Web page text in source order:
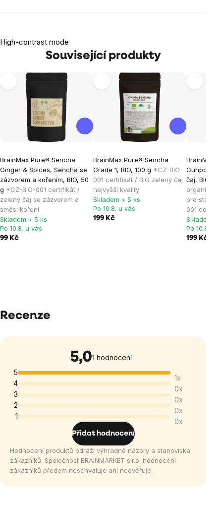
High-contrast mode
Související produkty
BrainMax Pure® Sencha
Ginger & Spices, Sencha se
zázvorem a kořením, BIO, 50
g *CZ-BIO-001 certifikát /
zelený čaj se zázvorem a
směsi koření
Skladem > 5 ks
Po 10.8. u vás
99 Kč
BrainMax Pure® Sencha
Grade 1, BIO, 100 g *CZ-BIO-
001 certifikát / BIO zelený čaj
nejvyšší kvality
Skladem > 5 ks
Po 10.8. u vás
199 Kč
BrainMax
čaj, BIO,
pro
001
Skladem >
Po 10.8. u
199 Kč
Recenze
5,0Průměrné
hodnocení
produktu
je
5,0
z
5
1 hodnocení
5
1x
4
0x
3
0x
2
0x
1
0x
Přidat hodnocení
Hodnocení produktů odráží výhradně názory a stanoviska
zákazníků. Společnost BRAINMARKET s.r.o. hodnocení
zákazníků předem neschvaluje ani neověřuje.